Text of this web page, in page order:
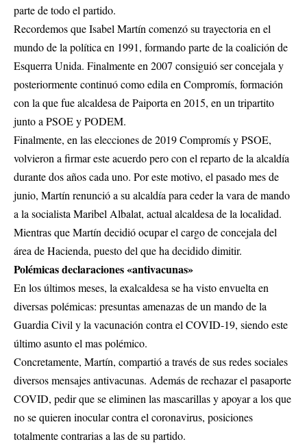
parte de todo el partido.
Recordemos que Isabel Martín comenzó su trayectoria en el
mundo de la política en 1991, formando parte de la coalición de
Esquerra Unida. Finalmente en 2007 consiguió ser concejala y
posteriormente continuó como edila en Compromís, formación
con la que fue alcaldesa de Paiporta en 2015, en un tripartito
junto a PSOE y PODEM.
Finalmente, en las elecciones de 2019 Compromís y PSOE,
volvieron a firmar este acuerdo pero con el reparto de la alcaldía
durante dos años cada uno. Por este motivo, el pasado mes de
junio, Martín renunció a su alcaldía para ceder la vara de mando
a la socialista Maribel Albalat, actual alcaldesa de la localidad.
Mientras que Martín decidió ocupar el cargo de concejala del
área de Hacienda, puesto del que ha decidido dimitir.
Polémicas declaraciones «antivacunas»
En los últimos meses, la exalcaldesa se ha visto envuelta en
diversas polémicas: presuntas amenazas de un mando de la
Guardia Civil y la vacunación contra el COVID-19, siendo este
último asunto el mas polémico.
Concretamente, Martín, compartió a través de sus redes sociales
diversos mensajes antivacunas. Además de rechazar el pasaporte
COVID, pedir que se eliminen las mascarillas y apoyar a los que
no se quieren inocular contra el coronavirus, posiciones
totalmente contrarias a las de su partido.